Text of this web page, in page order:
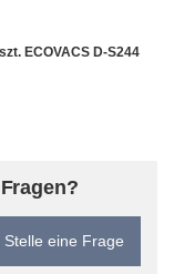
ECOVACS D-S244
Stelle eine Frage